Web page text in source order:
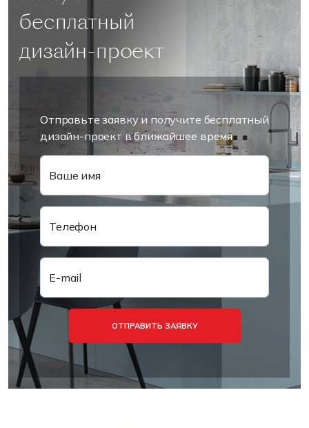
бесплатный
дизайн-проект
Отправьте заявку и получите бесплатный
дизайн-проект в ближайшее время
Ваше имя
Телефон
E-mail
ОТПРАВИТЬ ЗАЯВКУ